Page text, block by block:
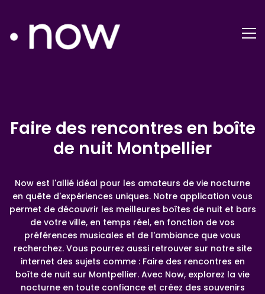
Faire des rencontres en boîte
de nuit Montpellier
Now est l'allié idéal pour les amateurs de vie nocturne
en quête d'expériences uniques. Notre application vous
permet de découvrir les meilleures boîtes de nuit et bars
de votre ville, en temps réel, en fonction de vos
préférences musicales et de l'ambiance que vous
recherchez. Vous pourrez aussi retrouver sur notre site
internet des sujets comme : Faire des rencontres en
boîte de nuit sur Montpellier. Avec Now, explorez la vie
nocturne en toute confiance et créez des souvenirs